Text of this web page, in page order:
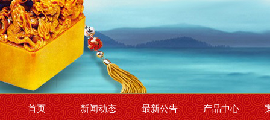
首页 新闻动态 最新公告 产品中心